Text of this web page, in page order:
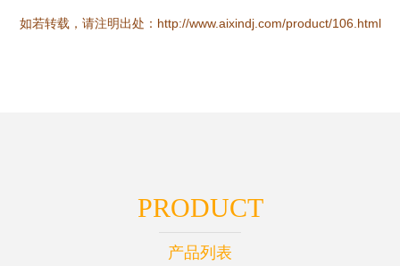
如若转载，请注明出处：http://www.aixindj.com/product/106.html
PRODUCT
产品列表